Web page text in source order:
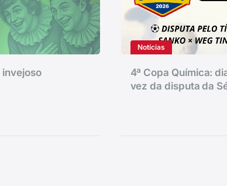
invejoso
Notícias
4ª Copa Química:
vez da disputa da